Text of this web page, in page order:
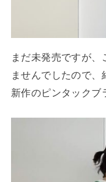
まだ未発売ですが
ませんでしたので、
新作のピンタックブ